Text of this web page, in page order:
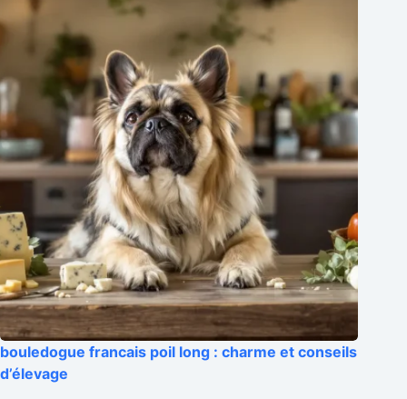
bouledogue francais poil long : charme et conseils
d’élevage